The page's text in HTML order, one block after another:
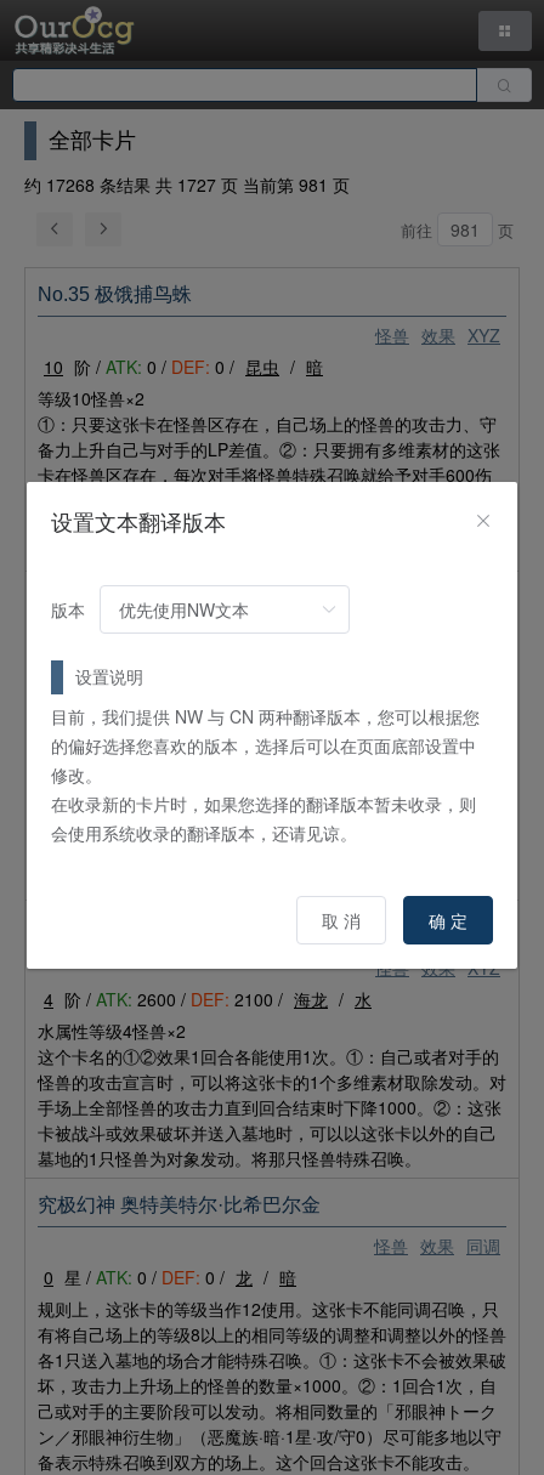
全部卡片
约 17268 条结果 共 1727 页 当前第 981 页
前往 页
怪兽 效果 XYZ
No.35 极饿捕鸟蛛
10 阶 / ATK: 0 / DEF: 0 / 昆虫 / 暗
等级10怪兽×2
①：只要这张卡在怪兽区存在，自己场上的怪兽的攻击力、守
备力上升自己与对手的LP差值。②：只要拥有多维素材的这张
卡在怪兽区存在，每次对手将怪兽特殊召唤就给予对手600伤
将拥有这张卡的攻击力以下的攻击力的对手场上的怪兽全部破
No.38 希望魁龙 银河巨神
阶 /ATK:3000 /
等级8怪兽×2
①：1回合1次，魔法卡的效果在场上发动时可以发动。使其效
果无效，将那张卡作为这张卡的多维素材。②：对手的攻击宣
言时，可以将这张卡的1个多维素材取除发动。将攻击对象转移
为这张卡进行伤害计算。③：自己场上的其他的表侧表示的多
维怪兽被战斗·效果破坏的场合，可以以自己场上的1只多维怪
怪兽 效果 XYZ
4 阶 / ATK: 2600 / DEF: 2100 / 海龙 / 水
水属性等级4怪兽×2
这个卡名的①②效果1回合各能使用1次。①：自己或者对手的
怪兽的攻击宣言时，可以将这张卡的1个多维素材取除发动。对
手场上全部怪兽的攻击力直到回合结束时下降1000。②：这张
卡被战斗或效果破坏并送入墓地时，可以以这张卡以外的自己
墓地的1只怪兽为对象发动。将那只怪兽特殊召唤。
怪兽 效果 同调
究极幻神 奥特美特尔·比希巴尔金
0 星 / ATK: 0 / DEF: 0 / 龙 / 暗
规则上，这张卡的等级当作12使用。这张卡不能同调召唤，只
有将自己场上的等级8以上的相同等级的调整和调整以外的怪兽
各1只送入墓地的场合才能特殊召唤。①：这张卡不会被效果破
坏，攻击力上升场上的怪兽的数量×1000。②：1回合1次，自
己或对手的主要阶段可以发动。将相同数量的「邪眼神トーク
ン／邪眼神衍生物」（恶魔族·暗·1星·攻/守0）尽可能多地以守
备表示特殊召唤到双方的场上。这个回合这张卡不能攻击。
设置文本翻译版本
版本
设置说明
目前，我们提供 NW 与 CN 两种翻译版本，您可以根据您
的偏好选择您喜欢的版本，选择后可以在页面底部设置中
修改。
在收录新的卡片时，如果您选择的翻译版本暂未收录，则
会使用系统收录的翻译版本，还请见谅。
取 消 确 定